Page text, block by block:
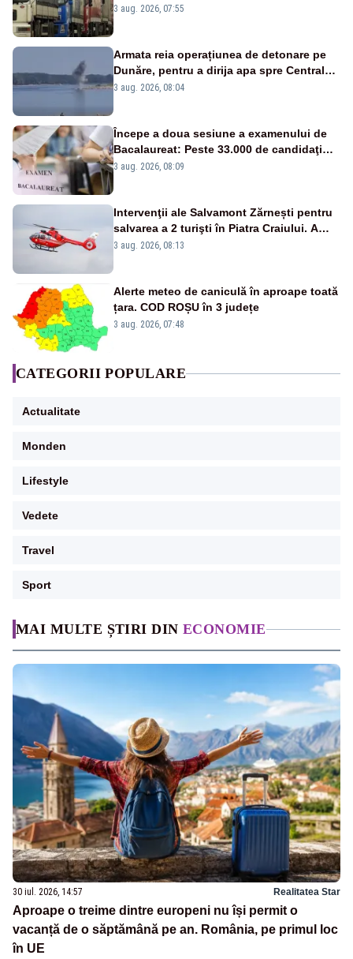
MAI MULTE ȘTIRI DIN ECONOMIE
30 iul. 2026, 14:57 Realitatea Star
Aproape o treime dintre europeni nu își permit o
vacanță de o săptămână pe an. România, pe primul loc
în UE
este interzisă luni, între orele 12:00 și
3 aug. 2026, 07:55
Armata reia operațiunea de detonare pe
Dunăre, pentru a dirija apa spre Centrala
Cernavodă
3 aug. 2026, 08:04
Începe a doua sesiune a examenului de
Bacalaureat: Peste 33.000 de candidaţi
înscrişi
3 aug. 2026, 08:09
Intervenţii ale Salvamont Zărnești pentru
salvarea a 2 turişti în Piatra Craiului. A
fost solicitat elicopterul SMURD
3 aug. 2026, 08:13
Alerte meteo de caniculă în aproape toată
țara. COD ROȘU în 3 județe
3 aug. 2026, 07:48
CATEGORII POPULARE
Actualitate
Monden
Lifestyle
Vedete
Travel
Sport